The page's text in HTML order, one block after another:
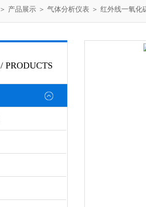
＞ 产品展示 ＞ 气体分析仪表 ＞ 红外线一氧化
/ PRODUCTS